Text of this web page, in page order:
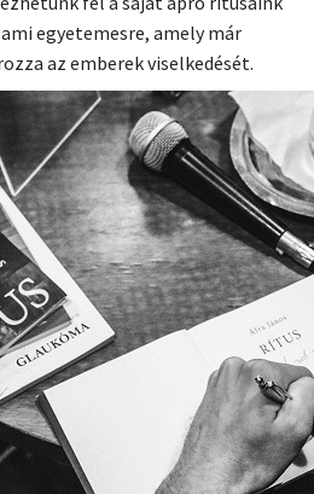
egyetemesre, amely már
az emberek viselkedését.